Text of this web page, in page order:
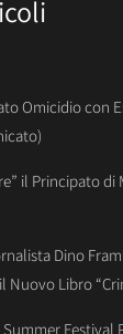
Omicidio con
il Principato di
Dino
Nuovo Libro
Festival